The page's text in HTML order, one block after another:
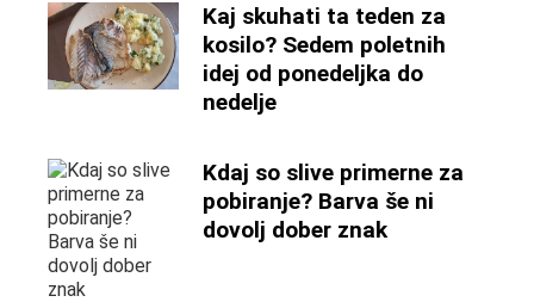
Kaj skuhati ta teden za
kosilo? Sedem poletnih
idej od ponedeljka do
nedelje
Kdaj so slive primerne za
pobiranje? Barva še ni
dovolj dober znak